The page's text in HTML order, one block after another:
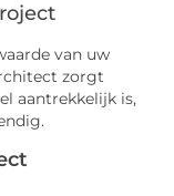
van uw
zorgt
aantrekkelijk is,